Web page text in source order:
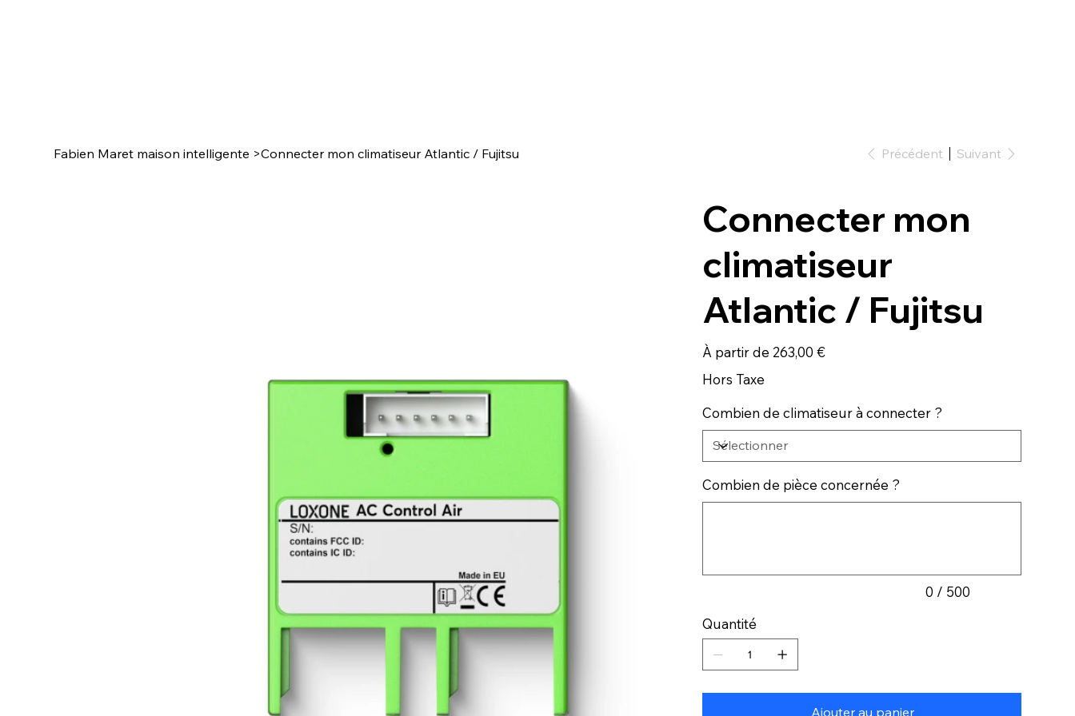
Fabien Maret maison intelligente >Connecter mon climatiseur Atlantic / Fujitsu Précédent Suivant
Connecter mon
climatiseur
Atlantic / Fujitsu
À partir de Prix
263,00 €
Hors Taxe
Combien de climatiseur à connecter ?
Combien de pièce concernée ?
0 / 500
Quantité
Ajouter au panier